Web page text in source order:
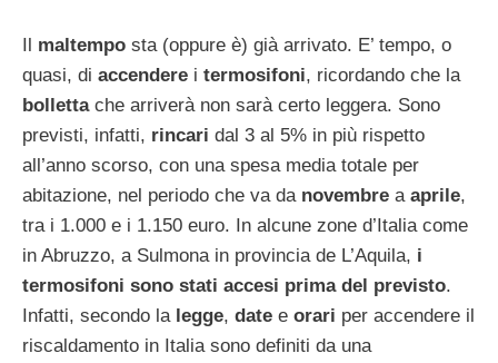
Il maltempo sta (oppure è) già arrivato. E’ tempo, o
quasi, di accendere i termosifoni, ricordando che la
bolletta che arriverà non sarà certo leggera. Sono
previsti, infatti, rincari dal 3 al 5% in più rispetto
all’anno scorso, con una spesa media totale per
abitazione, nel periodo che va da novembre a aprile,
tra i 1.000 e i 1.150 euro. In alcune zone d’Italia come
in Abruzzo, a Sulmona in provincia de L’Aquila, i
termosifoni sono stati accesi prima del previsto.
Infatti, secondo la legge, date e orari per accendere il
riscaldamento in Italia sono definiti da una